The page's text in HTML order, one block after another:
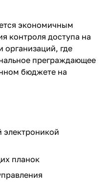
экономичным
контроля доступа на
где
преграждающее
бюджете на
электроникой
планок